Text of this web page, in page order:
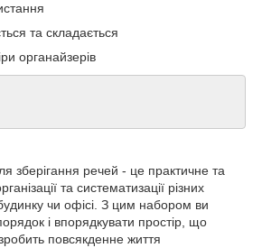
та складається
органайзерів
зберігання речей - це практичне та
та систематизації різних
чи офісі. З цим набором ви
і впорядкувати простір, що
повсякденне життя